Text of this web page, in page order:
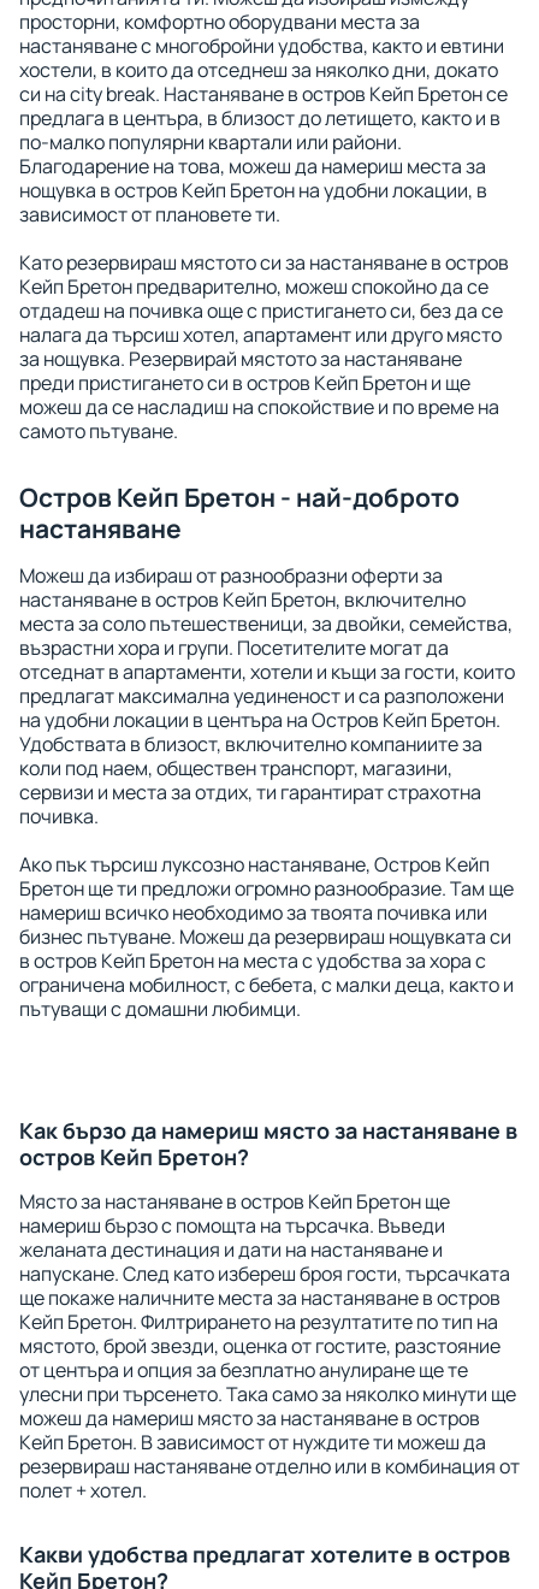
просторни, комфортно оборудвани места за
настаняване с многобройни удобства, както и евтини
хостели, в които да отседнеш за няколко дни, докато
си на city break. Настаняване в остров Кейп Бретон се
предлага в центъра, в близост до летището, както и в
по-малко популярни квартали или райони.
Благодарение на това, можеш да намериш места за
нощувка в остров Кейп Бретон на удобни локации, в
зависимост от плановете ти.
Като резервираш мястото си за настаняване в остров
Кейп Бретон предварително, можеш спокойно да се
отдадеш на почивка още с пристигането си, без да се
налага да търсиш хотел, апартамент или друго място
за нощувка. Резервирай мястото за настаняване
преди пристигането си в остров Кейп Бретон и ще
можеш да се насладиш на спокойствие и по време на
самото пътуване.
Остров Кейп Бретон - най-доброто
настаняване
Можеш да избираш от разнообразни оферти за
настаняване в остров Кейп Бретон, включително
места за соло пътешественици, за двойки, семейства,
възрастни хора и групи. Посетителите могат да
отседнат в апартаменти, хотели и къщи за гости, които
предлагат максимална уединеност и са разположени
на удобни локации в центъра на Остров Кейп Бретон.
Удобствата в близост, включително компаниите за
коли под наем, обществен транспорт, магазини,
сервизи и места за отдих, ти гарантират страхотна
почивка.
Ако пък търсиш луксозно настаняване, Остров Кейп
Бретон ще ти предложи огромно разнообразие. Там ще
намериш всичко необходимо за твоята почивка или
бизнес пътуване. Можеш да резервираш нощувката си
в остров Кейп Бретон на места с удобства за хора с
ограничена мобилност, с бебета, с малки деца, както и
пътуващи с домашни любимци.
Как бързо да намериш място за настаняване в
остров Кейп Бретон?
Място за настаняване в остров Кейп Бретон ще
намериш бързо с помощта на търсачка. Въведи
желаната дестинация и дати на настаняване и
напускане. След като избереш броя гости, търсачката
ще покаже наличните места за настаняване в остров
Кейп Бретон. Филтрирането на резултатите по тип на
мястото, брой звезди, оценка от гостите, разстояние
от центъра и опция за безплатно анулиране ще те
улесни при търсенето. Така само за няколко минути ще
можеш да намериш място за настаняване в остров
Кейп Бретон. В зависимост от нуждите ти можеш да
резервираш настаняване отделно или в комбинация от
полет + хотел.
Какви удобства предлагат хотелите в остров
Кейп Бретон?